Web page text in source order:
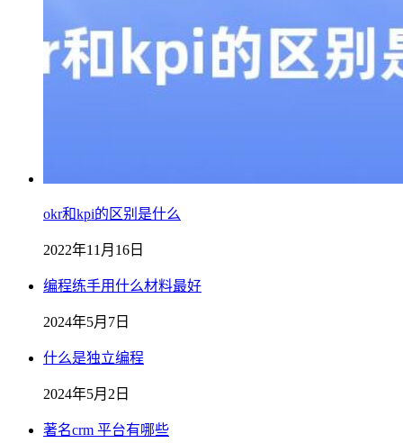
okr和kpi的区别是什么
2022年11月16日
编程练手用什么材料最好
2024年5月7日
什么是独立编程
2024年5月2日
著名crm 平台有哪些